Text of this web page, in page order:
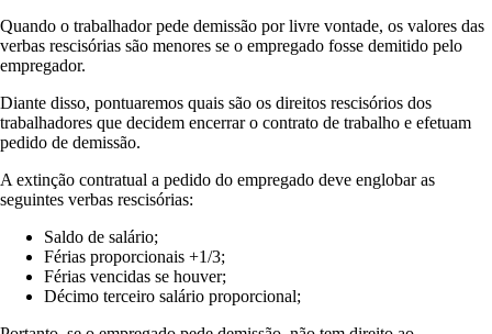
Quando o trabalhador pede demissão por livre vontade, os valores das
verbas rescisórias são menores se o empregado fosse demitido pelo
empregador.
Diante disso, pontuaremos quais são os direitos rescisórios dos
trabalhadores que decidem encerrar o contrato de trabalho e efetuam
pedido de demissão.
A extinção contratual a pedido do empregado deve englobar as
seguintes verbas rescisórias:
Saldo de salário;
Férias proporcionais +1/3;
Férias vencidas se houver;
Décimo terceiro salário proporcional;